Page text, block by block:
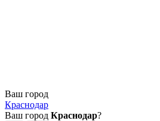
Ваш город
Краснодар
Ваш город Краснодар?